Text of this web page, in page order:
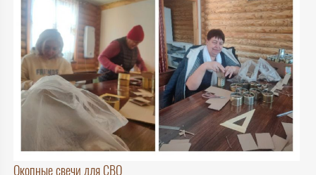
Окопные свечи для СВО